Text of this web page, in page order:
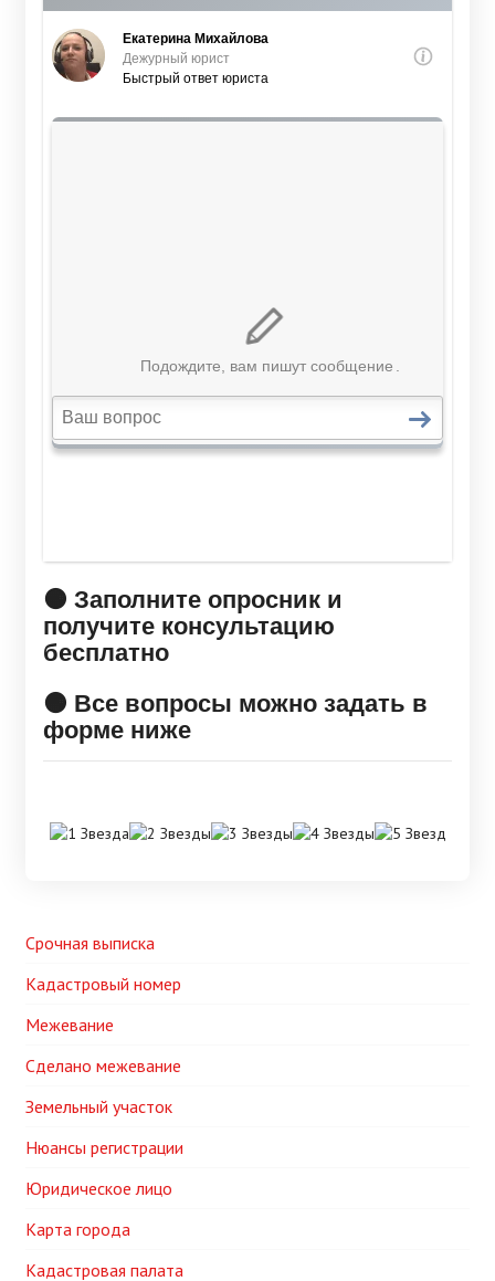
🟠 Заполните опросник и
получите консультацию
бесплатно
🟠 Все вопросы можно задать в
форме ниже
Срочная выписка
Кадастровый номер
Межевание
Сделано межевание
Земельный участок
Нюансы регистрации
Юридическое лицо
Карта города
Кадастровая палата